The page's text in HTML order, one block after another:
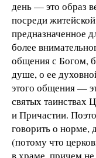
день — это образ
посреди
предназначенное
более
общения с Богом,
душе, о ее
этого общения —
святых таинствах
и Причастии.
говорить о норме,
(потому что
в храме, причем не